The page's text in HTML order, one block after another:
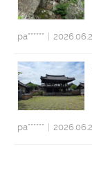
pa****** |
pa****** |